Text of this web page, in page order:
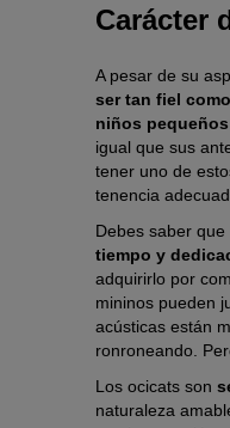
Carácter
A pesar de su
ser tan fiel
niños
igual que sus
tener uno de
tenencia
Debes saber
tiempo y
adquirirlo por
mininos pueden
acústicas están
ronroneando.
Los ocicats son
naturaleza